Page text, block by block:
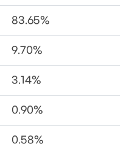
83.65%
9.70%
3.14%
0.90%
0.58%